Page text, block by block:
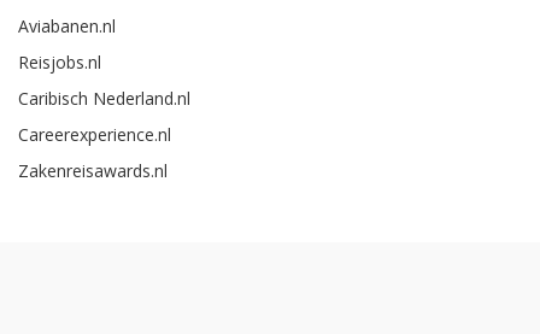
Aviabanen.nl
Reisjobs.nl
Caribisch Nederland.nl
Careerexperience.nl
Zakenreisawards.nl